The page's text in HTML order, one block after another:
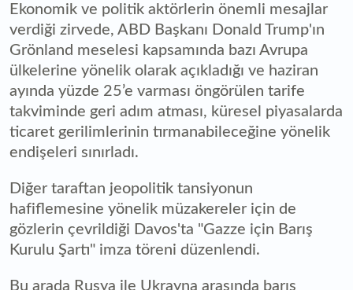
Ekonomik ve politik aktörlerin önemli mesajlar
verdiği zirvede, ABD Başkanı Donald Trump'ın
Grönland meselesi kapsamında bazı Avrupa
ülkelerine yönelik olarak açıkladığı ve haziran
ayında yüzde 25’e varması öngörülen tarife
takviminde geri adım atması, küresel piyasalarda
ticaret gerilimlerinin tırmanabileceğine yönelik
endişeleri sınırladı.
Diğer taraftan jeopolitik tansiyonun
hafiflemesine yönelik müzakereler için de
gözlerin çevrildiği Davos'ta "Gazze için Barış
Kurulu Şartı" imza töreni düzenlendi.
Bu arada Rusya ile Ukrayna arasında barış